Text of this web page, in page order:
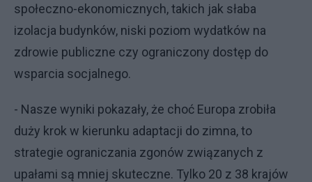
społeczno-ekonomicznych, takich jak słaba
izolacja budynków, niski poziom wydatków na
zdrowie publiczne czy ograniczony dostęp do
wsparcia socjalnego.
- Nasze wyniki pokazały, że choć Europa zrobiła
duży krok w kierunku adaptacji do zimna, to
strategie ograniczania zgonów związanych z
upałami są mniej skuteczne. Tylko 20 z 38 krajów